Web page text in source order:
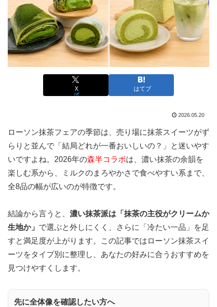
X はてブ
2026.05.20
ローソン抹茶フェアの季節は、売り場に抹茶スイーツがず
らりと並んで「結局どれが一番おいしいの？」と迷いやす
いですよね。2026年の森半コラボは、濃い抹茶の余韻を
楽しむ系から、ミルクのまろやかさで食べやすい系まで、
全8品の幅が広いのが特徴です。
結論から言うと、 濃い抹茶派は「抹茶の主役がクリームか
生地か」 で選ぶと外しにくく、さらに「冷たい一品」を足
すと満足度が上がります。この記事ではローソン抹茶スイ
ーツをタイプ別に整理し、あなたの好みに合うおすすめを
見つけやすくします。
先に全体像を確認したい方へ